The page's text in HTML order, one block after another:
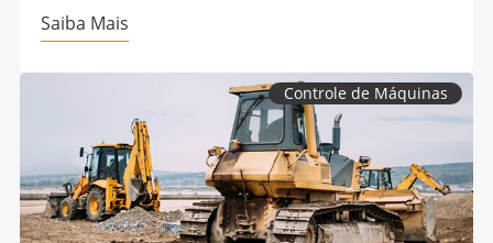
Saiba Mais
Controle de Máquinas